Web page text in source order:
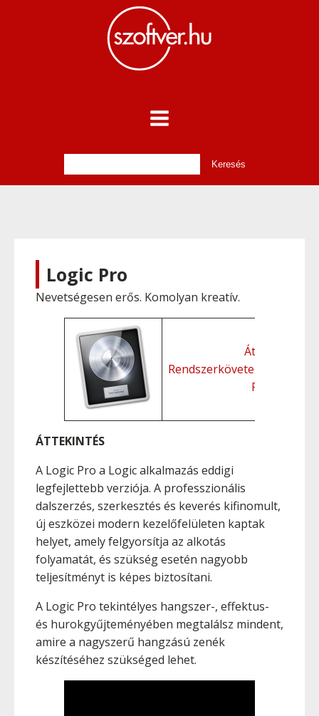
Logic Pro
Nevetségesen erős. Komolyan kreatív.
Áttekintés
Rendszerkövetelmények
Funkciók
ÁTTEKINTÉS
A Logic Pro a Logic alkalmazás eddigi
legfejlettebb verziója. A professzionális
dalszerzés, szerkesztés és keverés kifinomult,
új eszközei modern kezelőfelületen kaptak
helyet, amely felgyorsítja az alkotás
folyamatát, és szükség esetén nagyobb
teljesítményt is képes biztosítani.
A Logic Pro tekintélyes hangszer-, effektus-
és hurokgyűjteményében megtalálsz mindent,
amire a nagyszerű hangzású zenék
készítéséhez szükséged lehet.